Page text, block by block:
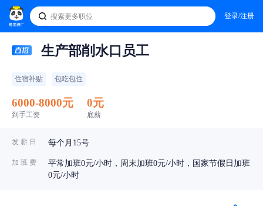
登录/注册
生产部削水口员工
住宿补贴 包吃包住
6000-8000元
到手工资
0元
底薪
发 薪 日 每个月15号
加 班 费
平常加班0元/小时，周末加班0元/小时，国家节假日加班
0元/小时